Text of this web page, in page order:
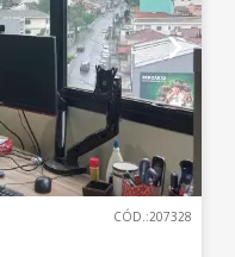
CÓD.:207328